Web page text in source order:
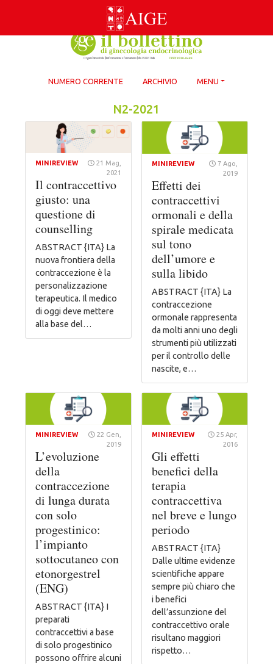
NUMERO CORRENTE ARCHIVIO MENU
N2-2021
MINIREVIEW
21 Mag,
2021
Il contraccettivo
giusto: una
questione di
counselling
ABSTRACT {ITA} La
nuova frontiera della
contraccezione è la
personalizzazione
terapeutica. Il medico
di oggi deve mettere
alla base del…
MINIREVIEW
7 Ago,
2019
Effetti dei
contraccettivi
ormonali e della
spirale medicata
sul tono
dell’umore e
sulla libido
ABSTRACT {ITA} La
contraccezione
ormonale rappresenta
da molti anni uno degli
strumenti più utilizzati
per il controllo delle
nascite, e…
MINIREVIEW
22 Gen,
2019
L’evoluzione
della
contraccezione
di lunga durata
con solo
progestinico:
l’impianto
sottocutaneo con
etonorgestrel
(ENG)
ABSTRACT {ITA} I
preparati
contraccettivi a base
di solo progestinico
possono offrire alcuni
MINIREVIEW
25 Apr,
2016
Gli effetti
benefici della
terapia
contraccettiva
nel breve e lungo
periodo
ABSTRACT {ITA}
Dalle ultime evidenze
scientifiche appare
sempre più chiaro che
i benefici
dell’assunzione del
contraccettivo orale
risultano maggiori
rispetto…